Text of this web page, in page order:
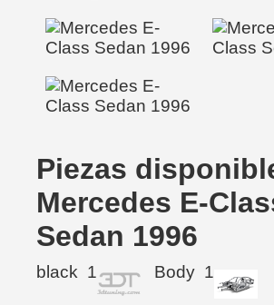
Piezas
Mercedes E-
Sedan 1996
black 1 Body 1